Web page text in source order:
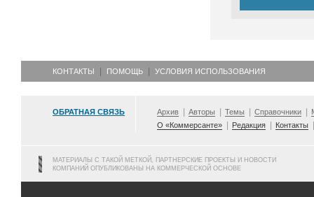
КОНТАКТЫ ПОМОЩЬ УСЛОВИЯ ИСПОЛЬЗОВАНИЯ
ОБРАТНАЯ СВЯЗЬ Архив Авторы Темы Справочники
О «Коммерсанте»
Редакция Контакты
МАТЕРИАЛЫ С ТАКОЙ МЕТКОЙ, ПАРТНЕРСКИЕ ПРОЕКТЫ И НОВОСТИ
КОМПАНИЙ ОПУБЛИКОВАНЫ НА КОММЕРЧЕСКОЙ ОСНОВЕ